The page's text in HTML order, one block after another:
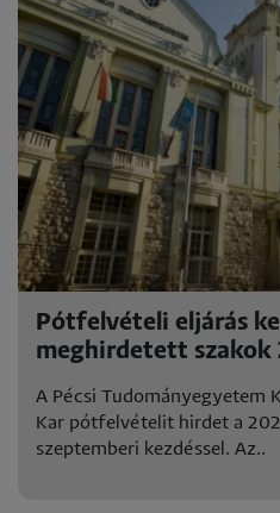
Pótfelvételi eljárás
meghirdetett szakok
A Pécsi Tudományegyetem
Kar pótfelvételit hirdet a
szeptemberi kezdéssel. Az..